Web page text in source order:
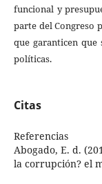
funcional y
parte del Congreso
que garanticen que
políticas.
Citas
Referencias
Abogado, E. d.
la corrupción? el